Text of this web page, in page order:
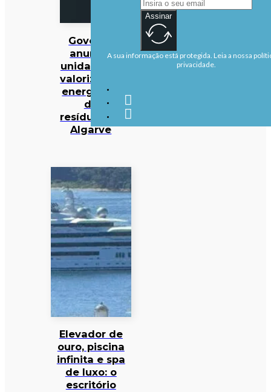
Governo
anuncia
unidade de
valorização
energética
de
resíduos no
Algarve
Elevador de
ouro, piscina
infinita e spa
de luxo: o
escritório
Assinar
A sua informação está protegida. Leia a nossa
privacidade.